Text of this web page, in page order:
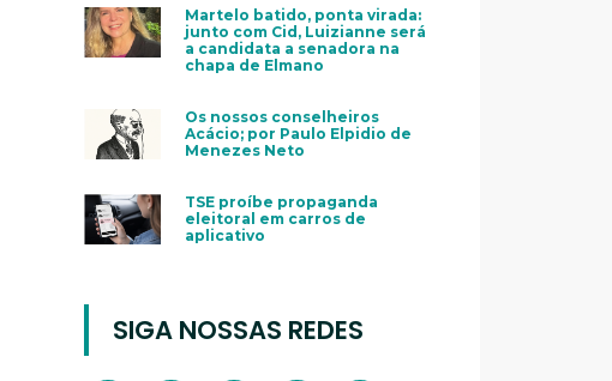
Martelo batido, ponta virada:
junto com Cid, Luizianne será
a candidata a senadora na
chapa de Elmano
Os nossos conselheiros
Acácio; por Paulo Elpidio de
Menezes Neto
TSE proíbe propaganda
eleitoral em carros de
aplicativo
SIGA NOSSAS REDES